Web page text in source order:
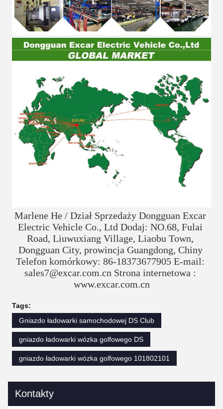
Marlene He / Dział Sprzedaży Dongguan Excar
Electric Vehicle Co., Ltd Dodaj: NO.68, Fulai
Road, Liuwuxiang Village, Liaobu Town,
Dongguan City, prowincja Guangdong, Chiny
Telefon komórkowy: 86-18373677905 E-mail:
sales7@excar.com.cn Strona internetowa :
www.excar.com.cn
Tags:
Gniazdo ładowarki samochodowej DS Club
gniazdo ładowarki wózka golfowego DS
gniazdo ładowarki wózka golfowego 101802101
Kontakty